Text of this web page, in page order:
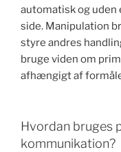
automatisk og
side. Manipulation
styre andres
bruge viden om
afhængigt af
Hvordan bruges
kommunikation?